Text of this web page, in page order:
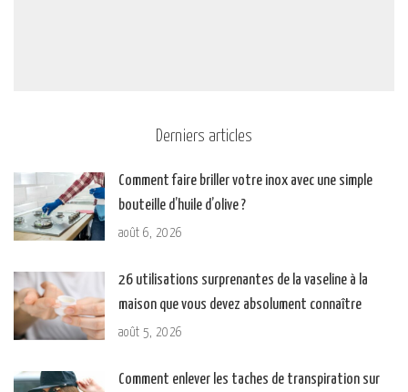
Derniers articles
Comment faire briller votre inox avec une simple
bouteille d’huile d’olive ?
août 6, 2026
26 utilisations surprenantes de la vaseline à la
maison que vous devez absolument connaître
août 5, 2026
Comment enlever les taches de transpiration sur